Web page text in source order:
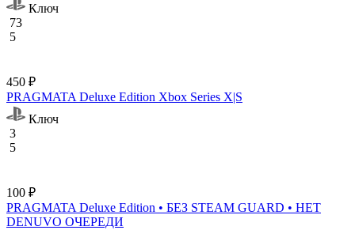
Ключ
73
5
450 ₽
PRAGMATA Deluxe Edition Xbox Series X|S
Ключ
3
5
100 ₽
PRAGMATA Deluxe Edition • БЕЗ STEAM GUARD • НЕТ
DENUVO ОЧЕРЕДИ